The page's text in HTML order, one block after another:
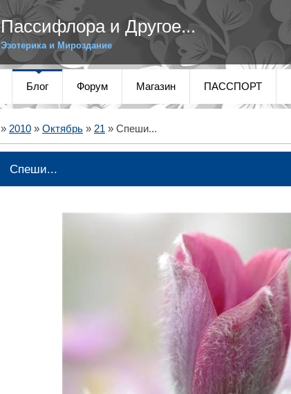
Пассифлора и Другое...
Эзотерика и Мироздание
Блог Форум Магазин ПАССПОРТ
» 2010 » Октябрь » 21 » Спеши...
Спеши...